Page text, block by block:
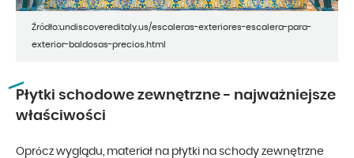
Źródło:undiscovereditaly.us/escaleras-exteriores-escalera-para-
exterior-baldosas-precios.html
Płytki schodowe zewnętrzne - najważniejsze
właściwości
Oprócz wyglądu, materiał na płytki na schody zewnętrzne